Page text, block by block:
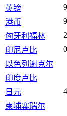
英镑
港币
匈牙利福林
印尼卢比
以色列谢克尔
印度卢比
日元
柬埔寨瑞尔